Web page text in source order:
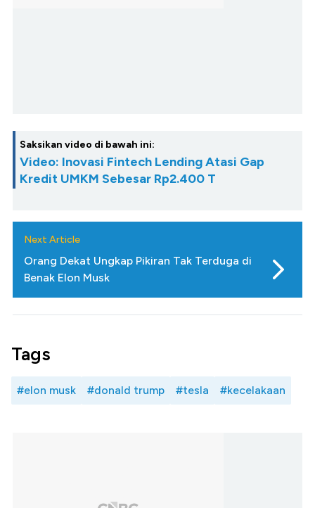
Saksikan video di bawah ini:
Video: Inovasi Fintech Lending Atasi Gap
Kredit UMKM Sebesar Rp2.400 T
Next Article
Orang Dekat Ungkap Pikiran Tak Terduga di
Benak Elon Musk
Tags
#elon musk #donald trump #tesla #kecelakaan